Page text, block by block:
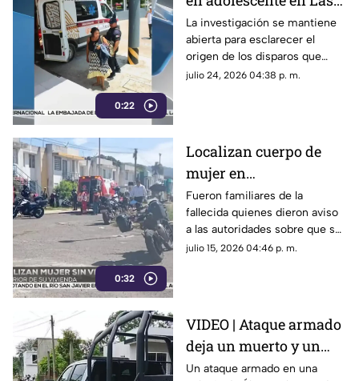
0:22
Choapas ¿cuál es su
estado de salud?
La investigación se mantiene
abierta para esclarecer el
origen de los disparos que
terminaron lesionando a una
julio 24, 2026 04:38 p. m.
0:32
Localizan cuerpo de
mujer en
fraccionamiento
Lienzos Dos ¿quién es?
Fueron familiares de la
fallecida quienes dieron aviso
a las autoridades sobre que su
cuerpo se encontraba sin vida
julio 15, 2026 04:46 p. m.
VIDEO | Ataque armado
deja un muerto y un
lesionado, al norte de
Un ataque armado en una